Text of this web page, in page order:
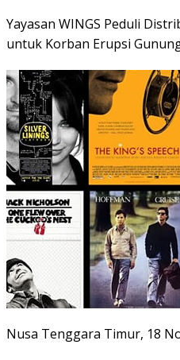
Yayasan WINGS Peduli
untuk Korban Erupsi
Nusa Tenggara Timur, 18